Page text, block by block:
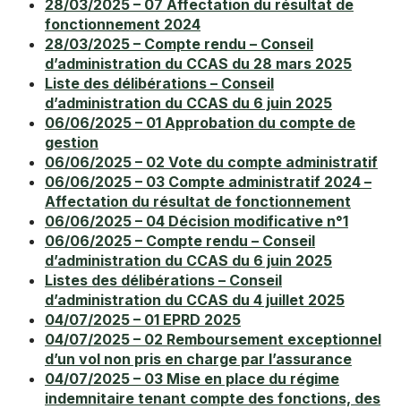
28/03/2025 – 07 Affectation du résultat de
fonctionnement 2024
28/03/2025 – Compte rendu – Conseil
d’administration du CCAS du 28 mars 2025
Liste des délibérations – Conseil
d’administration du CCAS du 6 juin 2025
06/06/2025 – 01 Approbation du compte de
gestion
06/06/2025 – 02 Vote du compte administratif
06/06/2025 – 03 Compte administratif 2024 –
Affectation du résultat de fonctionnement
06/06/2025 – 04 Décision modificative n°1
06/06/2025 – Compte rendu – Conseil
d’administration du CCAS du 6 juin 2025
Listes des délibérations – Conseil
d’administration du CCAS du 4 juillet 2025
04/07/2025 – 01 EPRD 2025
04/07/2025 – 02 Remboursement exceptionnel
d’un vol non pris en charge par l’assurance
04/07/2025 – 03 Mise en place du régime
indemnitaire tenant compte des fonctions, des